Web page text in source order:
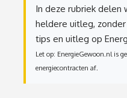
In deze rubriek delen
heldere uitleg,
tips en uitleg op
Let op: EnergieGewoon.nl is
energiecontracten af.